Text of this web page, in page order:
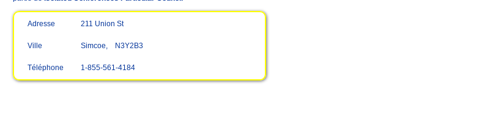
Adresse 211 Union St
Ville Simcoe, N3Y2B3
Téléphone 1-855-561-4184